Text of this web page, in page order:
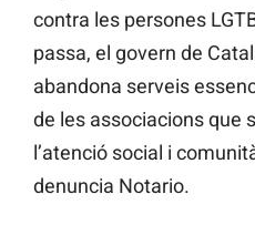
contra les persones
passa, el govern de
abandona serveis
de les associacions que
l’atenció social i
denuncia Notario.